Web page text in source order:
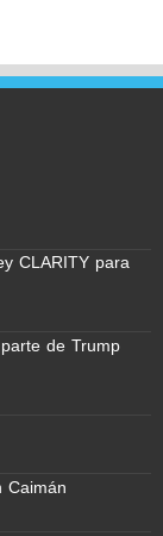
CLARITY para
de Trump